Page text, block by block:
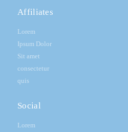
Affiliates
Lorem
Ipsum Dolor
Sit amet
consectetur
quis
Social
Lorem